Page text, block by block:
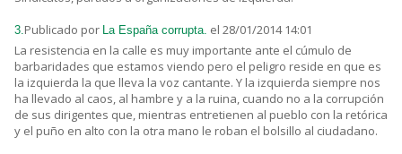
3.Publicado por La España corrupta. el 28/01/2014 14:01
La resistencia en la calle es muy importante ante el cúmulo de
barbaridades que estamos viendo pero el peligro reside en que es
la izquierda la que lleva la voz cantante. Y la izquierda siempre nos
ha llevado al caos, al hambre y a la ruina, cuando no a la corrupción
de sus dirigentes que, mientras entretienen al pueblo con la retórica
y el puño en alto con la otra mano le roban el bolsillo al ciudadano.